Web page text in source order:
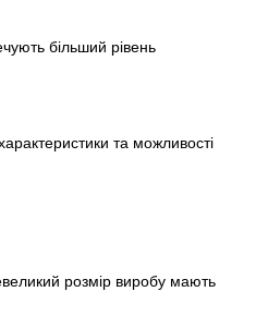
більший рівень
та можливості
розмір виробу мають